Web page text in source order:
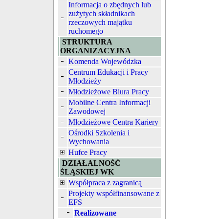
Informacja o zbędnych lub
zużytych składnikach
rzeczowych majątku
ruchomego
STRUKTURA
ORGANIZACYJNA
Komenda Wojewódzka
Centrum Edukacji i Pracy
Młodzieży
Młodzieżowe Biura Pracy
Mobilne Centra Informacji
Zawodowej
Młodzieżowe Centra Kariery
Ośrodki Szkolenia i
Wychowania
Hufce Pracy
DZIAŁALNOŚĆ
ŚLĄSKIEJ WK
Współpraca z zagranicą
Projekty współfinansowane z
EFS
Realizowane